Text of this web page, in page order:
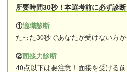
所要時間30秒！本選考前に必ず診断
①適職診断
たった30秒であなたが受けない方
②面接力診断
40点以下は要注意！面接を受ける